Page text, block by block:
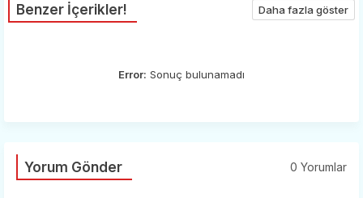
Benzer İçerikler! Daha fazla göster
Error: Sonuç bulunamadı
Yorum Gönder 0 Yorumlar